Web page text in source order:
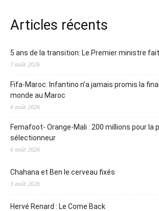
Articles récents
5 ans de la transition: Le Premier ministre
7 août 2026
Fifa-Maroc: Infantino n’a jamais promis la
monde au Maroc
6 août 2026
Femafoot- Orange-Mali : 200 millions pour la
sélectionneur
6 août 2026
Chahana et Ben le cerveau fixés
3 août 2026
Hervé Renard : Le Come Back